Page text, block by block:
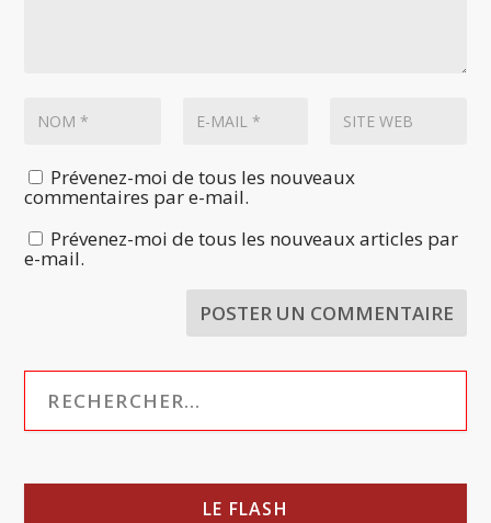
Prévenez-moi de tous les nouveaux
commentaires par e-mail.
Prévenez-moi de tous les nouveaux articles par
e-mail.
LE FLASH